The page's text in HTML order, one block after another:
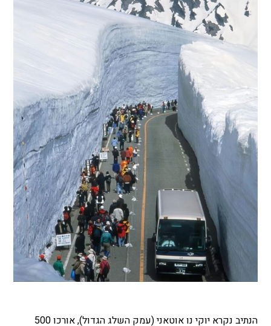
הנתיב נקרא יוקי נו אוטאני (עמק השלג הגדול), אורכו 500